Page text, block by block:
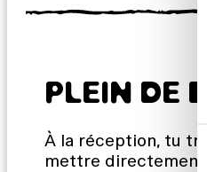
PLEIN DE
À la réception, tu
mettre directement